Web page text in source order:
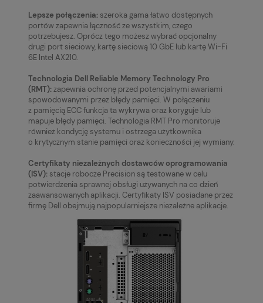
Lepsze połączenia: szeroka gama łatwo dostępnych
portów zapewnia łączność ze wszystkim, czego
potrzebujesz. Oprócz tego możesz wybrać opcjonalny
drugi port sieciowy, kartę sieciową 10 GbE lub kartę Wi-Fi
6E Intel AX210.
Technologia Dell Reliable Memory Technology Pro
(RMT):zapewnia ochronę przed potencjalnymi awariami
spowodowanymi przez błędy pamięci. W połączeniu
z pamięcią ECC funkcja ta wykrywa oraz koryguje lub
mapuje błędy pamięci. Technologia RMT Pro monitoruje
również kondycję systemu i ostrzega użytkownika
o krytycznym stanie pamięci oraz konieczności jej wymiany.
Certyfikaty niezależnych dostawców oprogramowania
(ISV): stacje robocze Precision są testowane w celu
potwierdzenia sprawnej obsługi używanych na co dzień
zaawansowanych aplikacji. Certyfikaty ISV posiadane przez
firmę Dell obejmują najpopularniejsze niezależne aplikacje.